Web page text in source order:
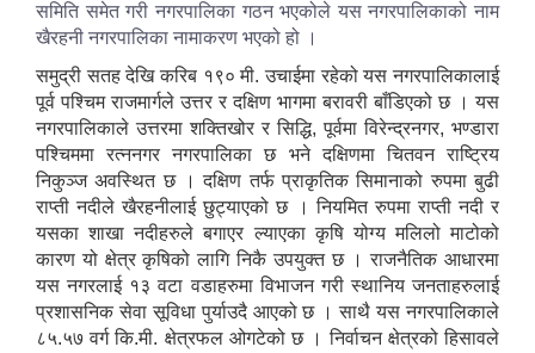
समिति समेत गरी नगरपालिका गठन भएकोले यस नगरपालिकाको नाम
खैरहनी नगरपालिका नामाकरण भएको हो ।
समुद्री सतह देखि करिब १९० मी. उचाईमा रहेको यस नगरपालिकालाई
पूर्व पश्चिम राजमार्गले उत्तर र दक्षिण भागमा बरावरी बाँडिएको छ । यस
नगरपालिकाले उत्तरमा शक्तिखोर र सिद्धि, पूर्वमा विरेन्द्रनगर, भण्डारा
पश्चिममा रत्ननगर नगरपालिका छ भने दक्षिणमा चितवन राष्ट्रिय
निकुञ्ज अवस्थित छ । दक्षिण तर्फ प्राकृतिक सिमानाको रुपमा बुढी
राप्ती नदीले खैरहनीलाई छुट्याएको छ । नियमित रुपमा राप्ती नदी र
यसका शाखा नदीहरुले बगाएर ल्याएका कृषि योग्य मलिलो माटोको
कारण यो क्षेत्र कृषिको लागि निकै उपयुक्त छ । राजनैतिक आधारमा
यस नगरलाई १३ वटा वडाहरुमा विभाजन गरी स्थानिय जनताहरुलाई
प्रशासनिक सेवा सूविधा पुर्याउदै आएको छ । साथै यस नगरपालिकाले
८५.५७ वर्ग कि.मी. क्षेत्रफल ओगटेको छ । निर्वाचन क्षेत्रको हिसावले